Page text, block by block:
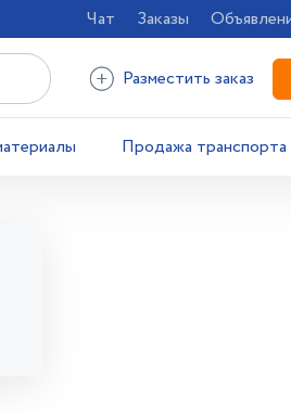
Чат Заказы
Разместить заказ
Продажа транспорта